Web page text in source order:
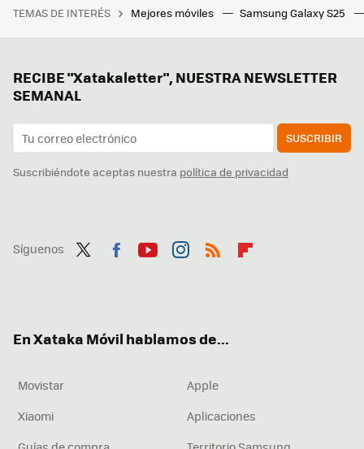
TEMAS DE INTERÉS Mejores móviles Samsung Galaxy S25
RECIBE "Xatakaletter", NUESTRA NEWSLETTER
SEMANAL
SUSCRIBIR
Suscribiéndote aceptas nuestra política de privacidad
Síguenos
En Xataka Móvil hablamos de...
Movistar
Apple
Xiaomi
Aplicaciones